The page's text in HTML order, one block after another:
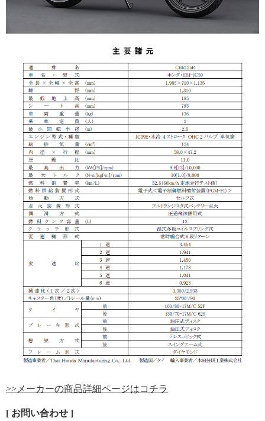
>>メーカーの商品詳細ページはコチラ
[ お問い合わせ ]